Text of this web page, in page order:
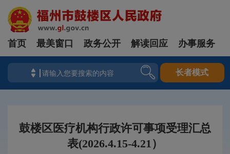
首页 最美窗口 政务公开 解读回应 办事服务
长者模式
鼓楼区医疗机构行政许可事项受理汇总
表(2026.4.15-4.21）